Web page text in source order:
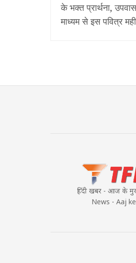
के भक्त प्रार्थना,
माध्यम से इस पवित्र
हिंदी खबर - आज के
News - Aaj